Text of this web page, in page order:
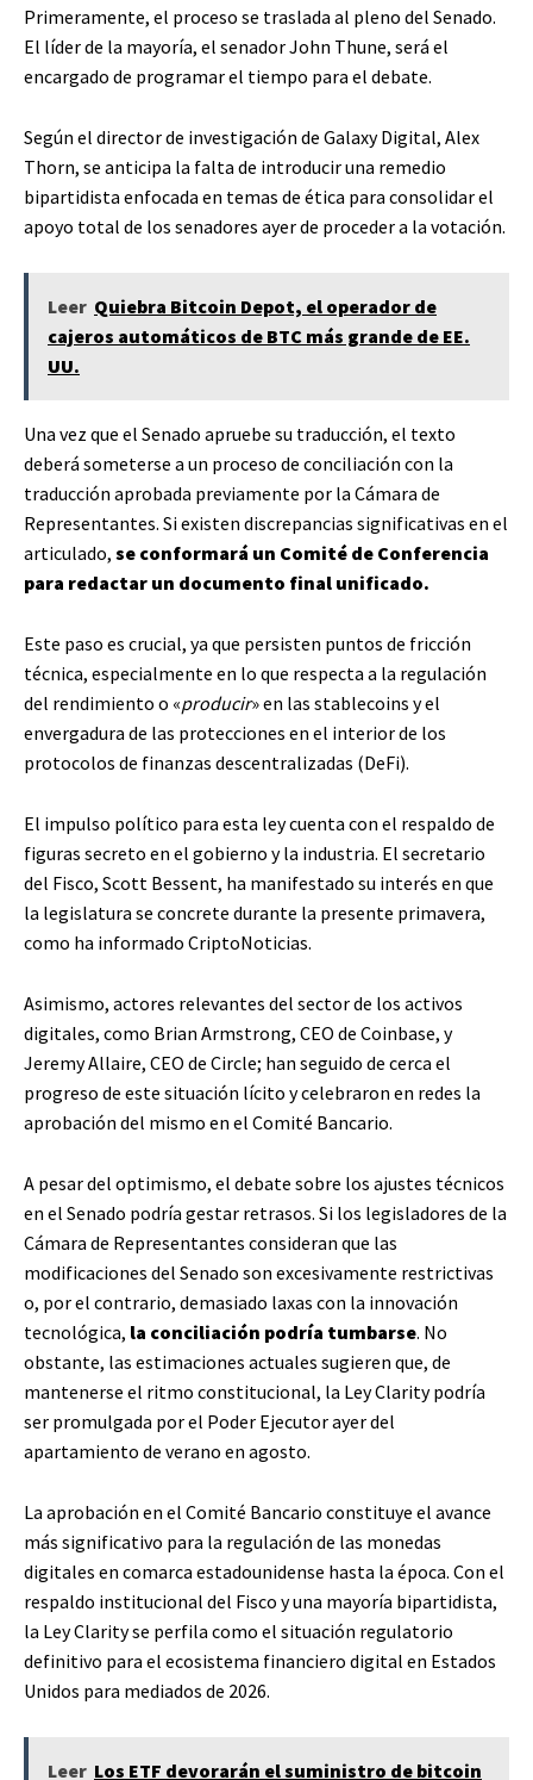
Primeramente, el proceso se traslada al pleno del Senado.
El líder de la mayoría, el senador John Thune, será el
encargado de programar el tiempo para el debate.
Según el director de investigación de Galaxy Digital, Alex
Thorn, se anticipa la falta de introducir una remedio
bipartidista enfocada en temas de ética para consolidar el
apoyo total de los senadores ayer de proceder a la votación.
Leer Quiebra Bitcoin Depot, el operador de
cajeros automáticos de BTC más grande de EE.
UU.
Una vez que el Senado apruebe su traducción, el texto
deberá someterse a un proceso de conciliación con la
traducción aprobada previamente por la Cámara de
Representantes. Si existen discrepancias significativas en el
articulado, se conformará un Comité de Conferencia
para redactar un documento final unificado.
Este paso es crucial, ya que persisten puntos de fricción
técnica, especialmente en lo que respecta a la regulación
del rendimiento o «producir» en las stablecoins y el
envergadura de las protecciones en el interior de los
protocolos de finanzas descentralizadas (DeFi).
El impulso político para esta ley cuenta con el respaldo de
figuras secreto en el gobierno y la industria. El secretario
del Fisco, Scott Bessent, ha manifestado su interés en que
la legislatura se concrete durante la presente primavera,
como ha informado CriptoNoticias.
Asimismo, actores relevantes del sector de los activos
digitales, como Brian Armstrong, CEO de Coinbase, y
Jeremy Allaire, CEO de Circle; han seguido de cerca el
progreso de este situación lícito y celebraron en redes la
aprobación del mismo en el Comité Bancario.
A pesar del optimismo, el debate sobre los ajustes técnicos
en el Senado podría gestar retrasos. Si los legisladores de la
Cámara de Representantes consideran que las
modificaciones del Senado son excesivamente restrictivas
o, por el contrario, demasiado laxas con la innovación
tecnológica, la conciliación podría tumbarse. No
obstante, las estimaciones actuales sugieren que, de
mantenerse el ritmo constitucional, la Ley Clarity podría
ser promulgada por el Poder Ejecutor ayer del
apartamiento de verano en agosto.
La aprobación en el Comité Bancario constituye el avance
más significativo para la regulación de las monedas
digitales en comarca estadounidense hasta la época. Con el
respaldo institucional del Fisco y una mayoría bipartidista,
la Ley Clarity se perfila como el situación regulatorio
definitivo para el ecosistema financiero digital en Estados
Unidos para mediados de 2026.
Leer Los ETF devorarán el suministro de bitcoin